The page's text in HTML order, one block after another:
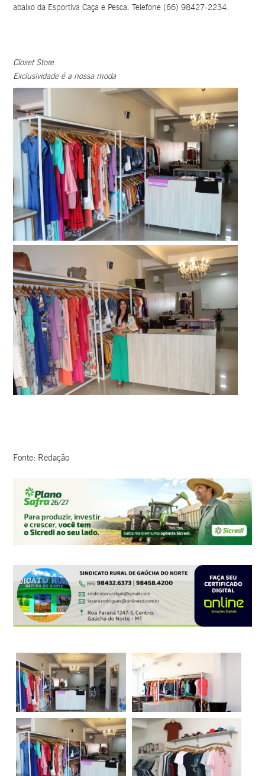
abaixo da Esportiva Caça e Pesca. Telefone (66) 98427-2234.
Closet Store
Exclusividade é a nossa moda
Fonte: Redação